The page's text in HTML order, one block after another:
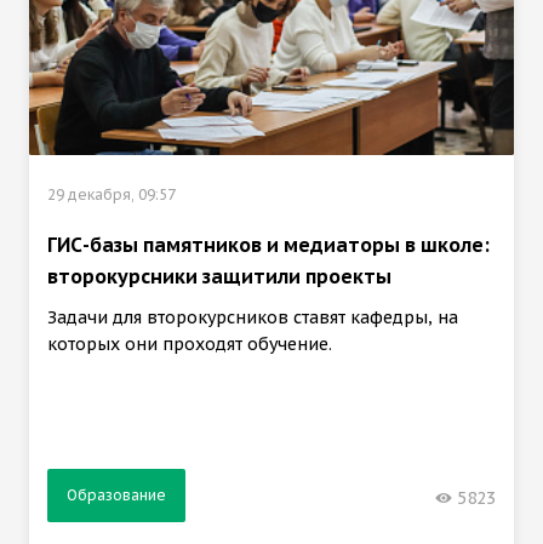
29 декабря, 09:57
ГИС-базы памятников и медиаторы в школе:
второкурсники защитили проекты
Задачи для второкурсников ставят кафедры, на
которых они проходят обучение.
Образование 5823